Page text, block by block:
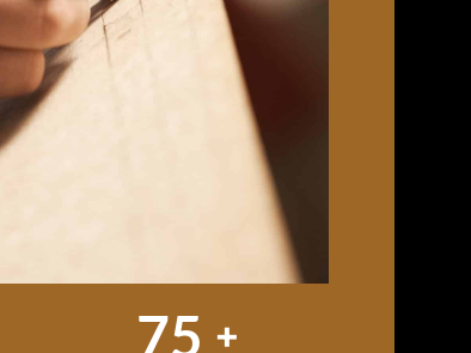
80 +